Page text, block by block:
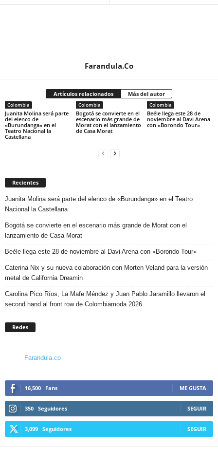
Farandula.Co
Artículos relacionados Más del autor
Colombia
Juanita Molina será parte
del elenco de
«Burundanga» en el
Teatro Nacional la
Castellana
Colombia
Bogotá se convierte en el
escenario más grande de
Morat con el lanzamiento
de Casa Morat
Colombia
Beéle llega este 28 de
noviembre al Davi Arena
con «Borondo Tour»
Recientes
Juanita Molina será parte del elenco de «Burundanga» en el Teatro
Nacional la Castellana
Bogotá se convierte en el escenario más grande de Morat con el
lanzamiento de Casa Morat
Beéle llega este 28 de noviembre al Davi Arena con «Borondo Tour»
Caterina Nix y su nueva colaboración con Morten Veland para la versión
metal de California Dreamin
Carolina Pico Ríos, La Mafe Méndez y Juan Pablo Jaramillo llevaron el
second hand al front row de Colombiamoda 2026
Redes
Farandula.co
16,500 Fans ME GUSTA
350 Seguidores SEGUIR
3,099 Seguidores SEGUIR